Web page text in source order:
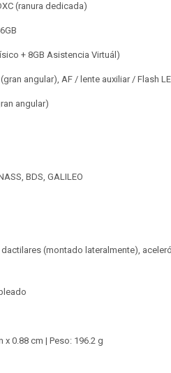
(ranura dedicada)
+ 8GB Asistencia Virtuál)
angular), AF / lente auxiliar / Flash
angular)
BDS, GALILEO
(montado lateralmente),
x 0.88 cm | Peso: 196.2 g